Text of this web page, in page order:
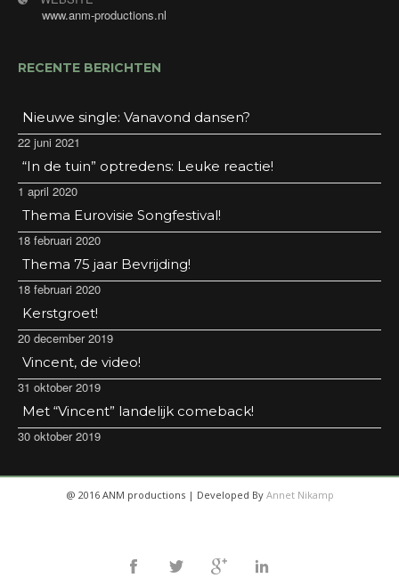
www.anm-productions.nl
RECENTE BERICHTEN
Nieuwe single: Vanavond dansen?
22 juni 2021
“In de tuin” optredens: Leuke reactie!
1 april 2020
Thema Eurovisie Songfestival!
18 februari 2020
Thema 75 jaar Bevrijding!
18 februari 2020
Kerstgroet!
20 december 2019
Vincent, de video!
31 oktober 2019
Met “Vincent” landelijk comeback!
30 oktober 2019
@ 2016 ANM productions | Developed By Annet Nikamp